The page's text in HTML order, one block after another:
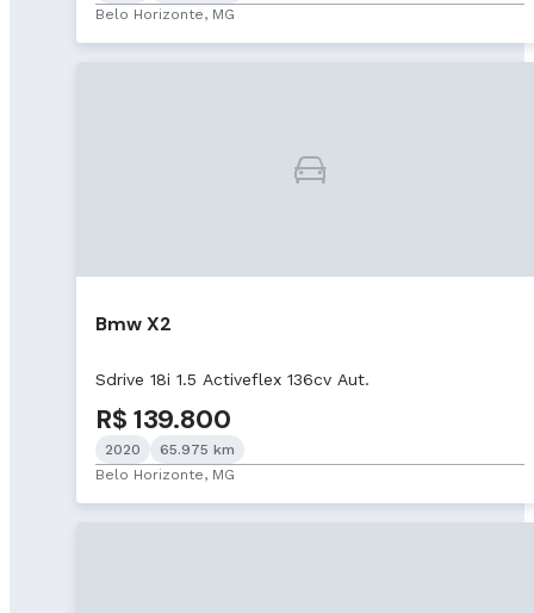
Belo Horizonte, MG
Bmw X2
Sdrive 18i 1.5 Activeflex 136cv Aut.
R$ 139.800
2020
65.975 km
Belo Horizonte, MG